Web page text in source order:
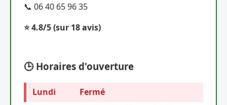
📞 06 40 65 96 35
⭐ 4.8/5(sur 18 avis)
🕒 Horaires d'ouverture
Lundi
Fermé